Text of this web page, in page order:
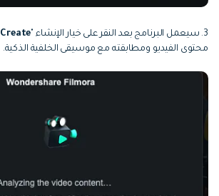
3. سيعمل البرنامج بعد النقر على خيار الإنشاء " Create
محتوى الفيديو ومطابقته مع موسيقى الخلفية الذكية.